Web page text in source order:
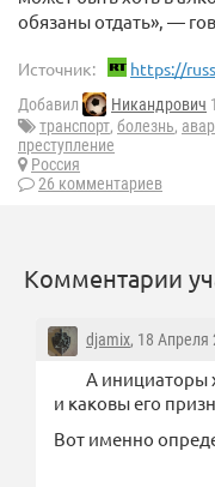
обязаны отдать», —
Источник: https://
Добавил Никандрович
транспорт, болезнь,
преступление
Россия
26 комментариев
Комментарии
djamix, 18 Апреля
А инициаторы
и каковы его
Вот именно